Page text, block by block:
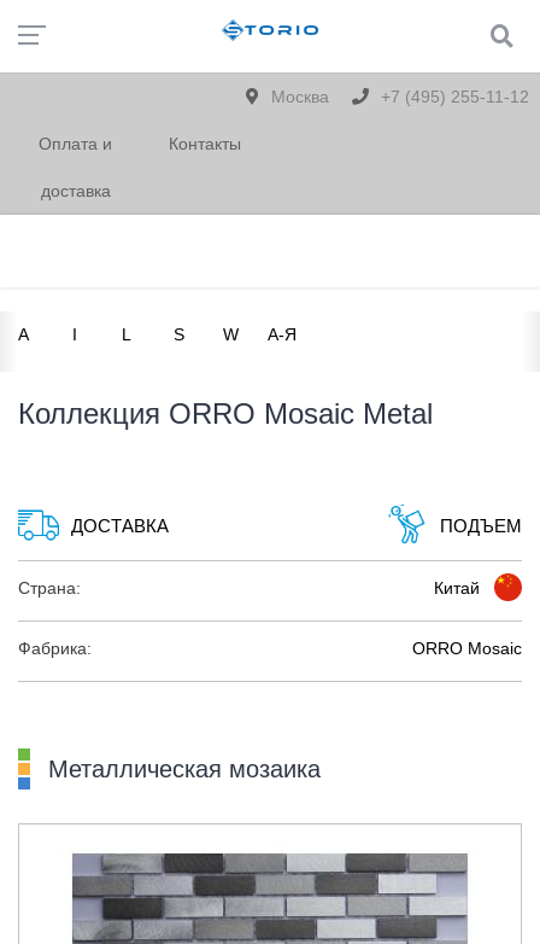
Москва +7 (495) 255-11-12
Оплата и
доставка
Контакты
A I L S W А-Я
Коллекция ORRO Mosaic Metal
ДОСТАВКА ПОДЪЕМ
Страна: Китай
Фабрика: ORRO Mosaic
Металлическая мозаика